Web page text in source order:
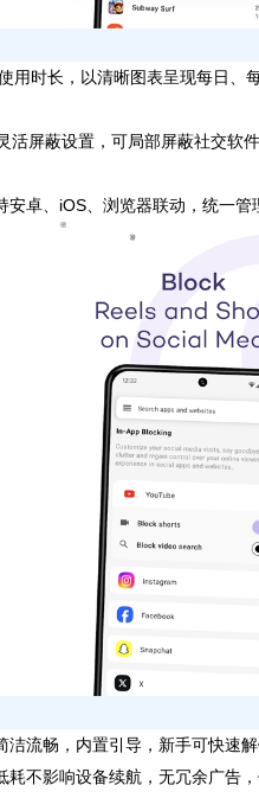
时长，以清晰图表呈现每日、
屏蔽设置，可局部屏蔽社交软
、iOS、浏览器联动，统一管
畅，内置引导，新手可快速解
影响设备续航，无冗余广告，